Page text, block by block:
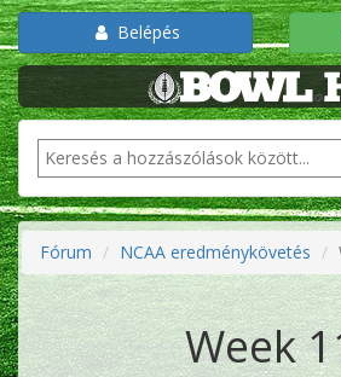
Belépés
Fórum NCAA eredménykövetés
Week